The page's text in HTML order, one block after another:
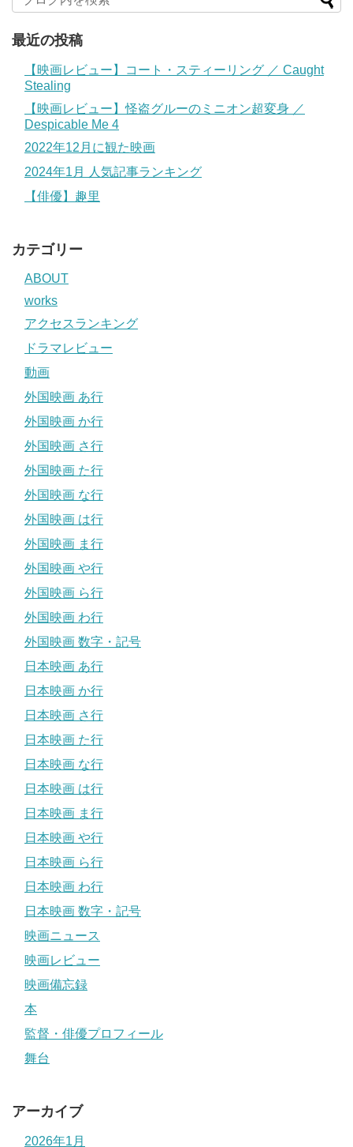
最近の投稿
【映画レビュー】コート・スティーリング ／ Caught
Stealing
【映画レビュー】怪盗グルーのミニオン超変身 ／
Despicable Me 4
2022年12月に観た映画
2024年1月 人気記事ランキング
【俳優】趣里
カテゴリー
ABOUT
works
アクセスランキング
ドラマレビュー
動画
外国映画 あ行
外国映画 か行
外国映画 さ行
外国映画 た行
外国映画 な行
外国映画 は行
外国映画 ま行
外国映画 や行
外国映画 ら行
外国映画 わ行
外国映画 数字・記号
日本映画 あ行
日本映画 か行
日本映画 さ行
日本映画 た行
日本映画 な行
日本映画 は行
日本映画 ま行
日本映画 や行
日本映画 ら行
日本映画 わ行
日本映画 数字・記号
映画ニュース
映画レビュー
映画備忘録
本
監督・俳優プロフィール
舞台
アーカイブ
2026年1月